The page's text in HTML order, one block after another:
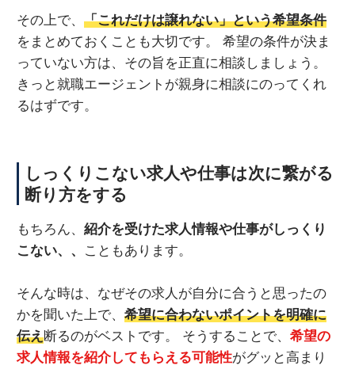
その上で、 「これだけは譲れない」という希望条件
をまとめておくことも大切です。 希望の条件が決ま
っていない方は、その旨を正直に相談しましょう。
きっと就職エージェントが親身に相談にのってくれ
るはずです。
しっくりこない求人や仕事は次に繋がる
断り方をする
もちろん、 紹介を受けた求人情報や仕事がしっくり
こない、、
こともあります。
そんな時は、なぜその求人が自分に合うと思ったの
かを聞いた上で、 希望に合わないポイントを明確に
伝え断るのがベストです。 そうすることで、 希望の
求人情報を紹介してもらえる可能性がグッと高まり